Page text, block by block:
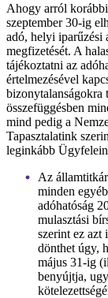
Ahogy arról
szeptember 30-ig
adó, helyi iparűzési
megfizetését. A
tájékoztatni az
értelmezésével
bizonytalanságokra
összefüggésben
mind pedig a
Tapasztalatink
leginkább
Az
minden
adóhatóság
mulasztási
szerint ez azt
dönthet úgy,
május 31-ig
benyújtja,